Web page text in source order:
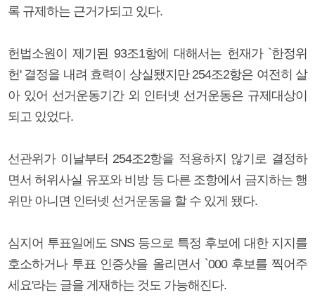
록 규제하는 근거가되고 있다.
헌법소원이 제기된 93조1항에 대해서는 헌재가 `한정위
헌' 결정을 내려 효력이 상실됐지만 254조2항은 여전히 살
아 있어 선거운동기간 외 인터넷 선거운동은 규제대상이
되고 있었다.
선관위가 이날부터 254조2항을 적용하지 않기로 결정하
면서 허위사실 유포와 비방 등 다른 조항에서 금지하는 행
위만 아니면 인터넷 선거운동을 할 수 있게 됐다.
심지어 투표일에도 SNS 등으로 특정 후보에 대한 지지를
호소하거나 투표 인증샷을 올리면서 `000 후보를 찍어주
세요'라는 글을 게재하는 것도 가능해진다.